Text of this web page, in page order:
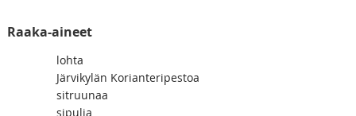
Raaka-aineet
lohta
Järvikylän Korianteripestoa
sitruunaa
sipulia